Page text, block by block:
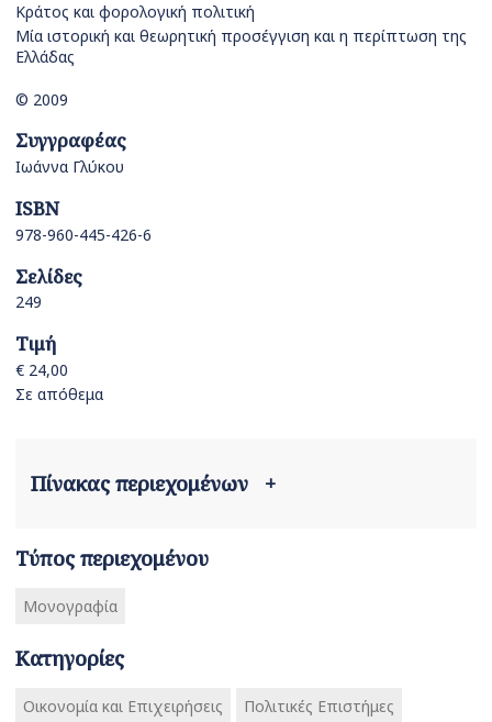
Κράτος και φορολογική πολιτική
Μία ιστορική και θεωρητική προσέγγιση και η περίπτωση της
Ελλάδας
© 2009
Συγγραφέας
Ιωάννα Γλύκου
ISBN
978-960-445-426-6
Σελίδες
249
Τιμή
€ 24,00
Σε απόθεμα
Πίνακας περιεχομένων +
Τύπος περιεχομένου
Μονογραφία
Κατηγορίες
Οικονομία και Επιχειρήσεις Πολιτικές Επιστήμες